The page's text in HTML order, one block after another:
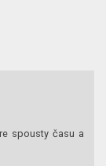
spousty času a